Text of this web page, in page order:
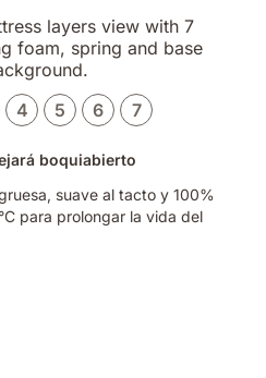
4 5 6 7
boquiabierto
suave al tacto y 100%
para prolongar la vida del